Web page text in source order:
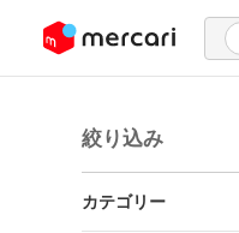
ツにスキップ
絞り込み
カテゴリー